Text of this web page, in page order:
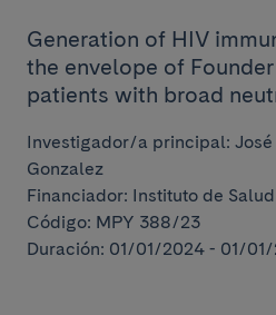
Generation of HIV
the envelope of
patients with broad
Investigador/a principal:
Gonzalez
Financiador: Instituto de
Código: MPY 388/23
Duración: 01/01/2024 - 01/